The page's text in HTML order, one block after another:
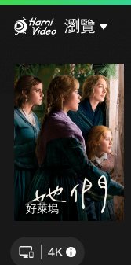
瀏覽
好萊塢